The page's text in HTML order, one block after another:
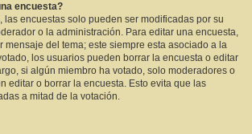
encuesta?
las encuestas solo pueden ser modificadas por su
o la administración. Para editar una encuesta,
mensaje del tema; este siempre esta asociado a la
los usuarios pueden borrar la encuesta o editar
si algún miembro ha votado, solo moderadores o
editar o borrar la encuesta. Esto evita que las
a mitad de la votación.